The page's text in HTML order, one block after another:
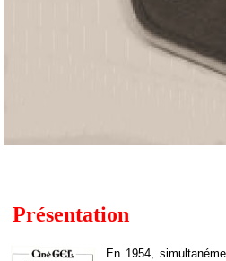
Présentation
En 1954,